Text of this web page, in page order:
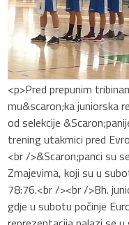
<p>Pred prepunim
mu&scaron;ka juniorska
od selekcije
trening utakmici pred
<br />&Scaron;panci su
Zmajevima, koji su u
78:76.<br /><br />Bh.
gdje u subotu počinje